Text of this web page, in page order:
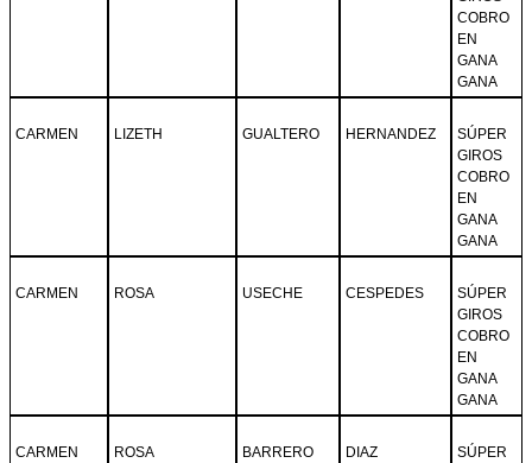
COBRO
EN
GANA
GANA
CARMEN LIZETH GUALTERO HERNANDEZ
SÚPER
GIROS
COBRO
EN
GANA
GANA
CARMEN ROSA USECHE CESPEDES
SÚPER
GIROS
COBRO
EN
GANA
GANA
CARMEN ROSA BARRERO DIAZ
SÚPER